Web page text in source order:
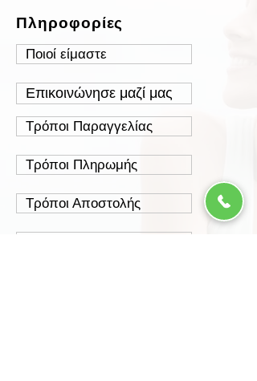
Πληροφορίες
Ποιοί είμαστε
Επικοινώνησε μαζί μας
Τρόποι Παραγγελίας
Τρόποι Πληρωμής
Τρόποι Αποστολής